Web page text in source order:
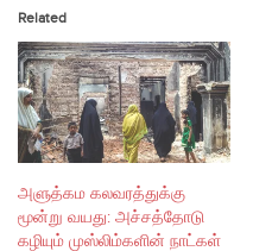
Related
அளுத்கம கலவரத்துக்கு
மூன்று வயது: அச்சத்தோடு
கழியும் முஸ்லிம்களின் நாட்கள்